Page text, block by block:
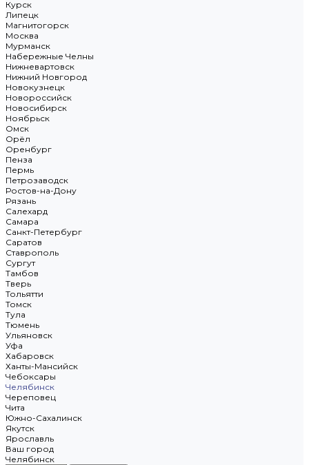
Курск
Липецк
Магнитогорск
Москва
Мурманск
Набережные Челны
Нижневартовск
Нижний Новгород
Новокузнецк
Новороссийск
Новосибирск
Ноябрьск
Омск
Орёл
Оренбург
Пенза
Пермь
Петрозаводск
Ростов-на-Дону
Рязань
Салехард
Самара
Санкт-Петербург
Саратов
Ставрополь
Сургут
Тамбов
Тверь
Тольятти
Томск
Тула
Тюмень
Ульяновск
Уфа
Хабаровск
Ханты-Мансийск
Чебоксары
Челябинск
Череповец
Чита
Южно-Сахалинск
Якутск
Ярославль
Ваш город
Челябинск